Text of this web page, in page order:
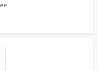
целостности шлейфов.